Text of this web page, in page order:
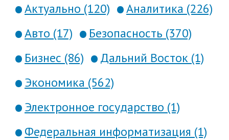
Актуально (120)
Аналитика (226)
Авто (17)
Безопасность (370)
Бизнес (86)
Дальний Восток (1)
Экономика (562)
Электронное государство (1)
Федеральная информатизация (1)